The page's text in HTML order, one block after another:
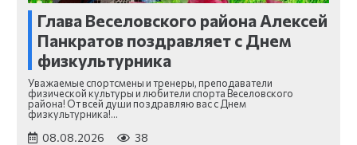
Глава Веселовского района Алексей
Панкратов поздравляет с Днем
физкультурника
Уважаемые спортсмены и тренеры, преподаватели
физической культуры и любители спорта Веселовского
района! От всей души поздравляю вас с Днем
физкультурника!…
08.08.2026 38